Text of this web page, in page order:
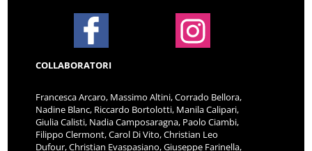
COLLABORATORI
Francesca Arcaro, Massimo Altini, Corrado Bellora,
Nadine Blanc, Riccardo Bortolotti, Manila Calipari,
Giulia Calisti, Nadia Camposaragna, Paolo Ciambi,
Filippo Clermont, Carol Di Vito, Christian Leo
Dufour, Christian Evaspasiano, Giuseppe Farinella,